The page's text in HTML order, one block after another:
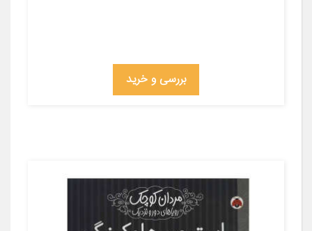
بررسی و خرید